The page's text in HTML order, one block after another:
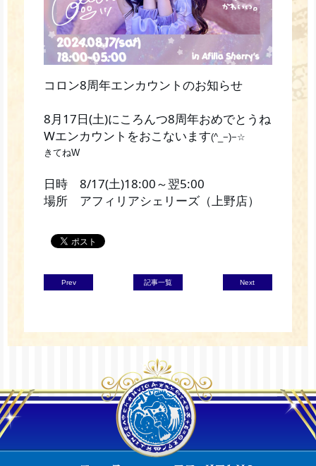
コロン8周年エンカウントのお知らせ
8月17日(土)にころんつ8周年おめでとうね
Wエンカウントをおこないます(^_−)−☆
きてねW
日時 8/17(土)18:00～翌5:00
場所 アフィリアシェリーズ（上野店）
Prev 記事一覧 Next